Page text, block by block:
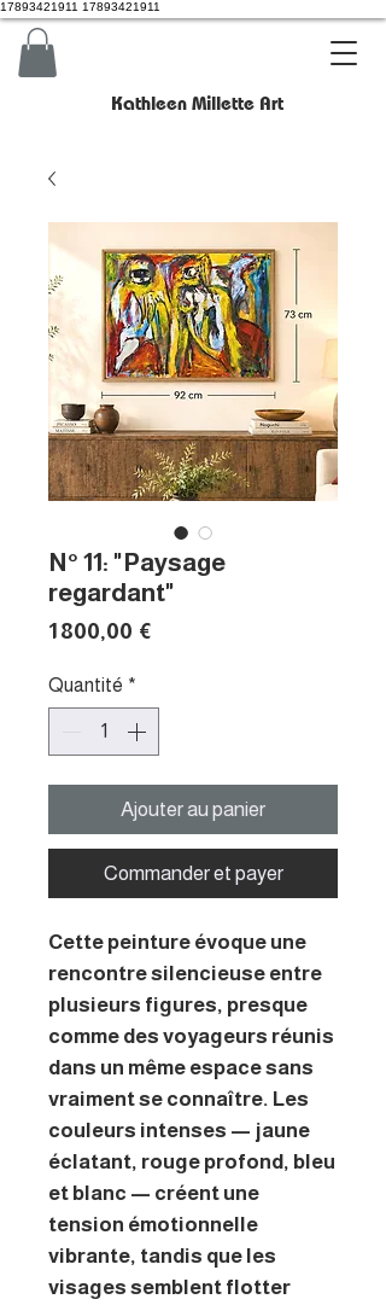
17893421911 17893421911
Kathleen Millette Art
N° 11: "Paysage
regardant"
1 800,00 €
Quantité *
Ajouter au panier
Commander et payer
Cette peinture évoque une
rencontre silencieuse entre
plusieurs figures, presque
comme des voyageurs réunis
dans un même espace sans
vraiment se connaître. Les
couleurs intenses — jaune
éclatant, rouge profond, bleu
et blanc — créent une
tension émotionnelle
vibrante, tandis que les
visages semblent flotter